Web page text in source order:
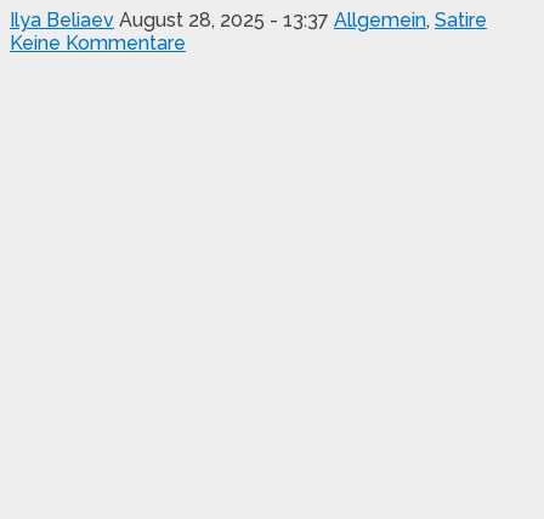
Ilya Beliaev August 28, 2025 - 13:37 Allgemein, Satire
Keine Kommentare